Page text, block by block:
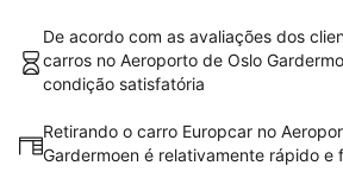
De acordo com as avaliações dos
carros no Aeroporto de Oslo
condição satisfatória
Retirando o carro Europcar no
Gardermoen é relativamente rápido e